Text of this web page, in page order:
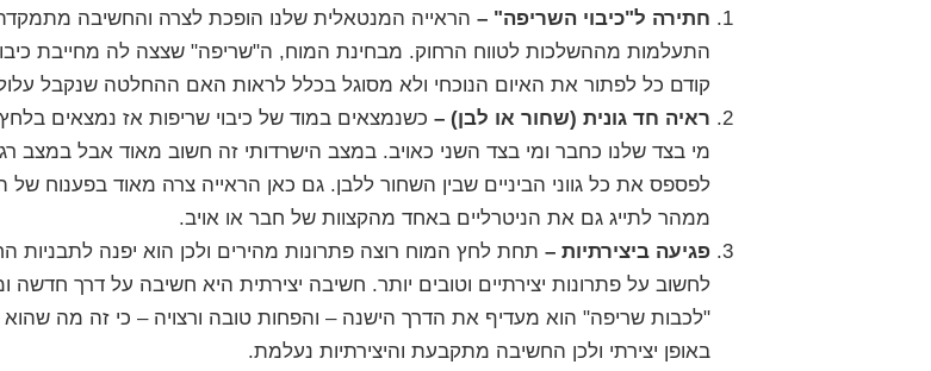
חתירה ל"כיבוי השריפה" –הראייה המנטאלית שלנו הופכת לצרה והחשיבה
התעלמות מההשלכות לטווח הרחוק. מבחינת המוח, ה"שריפה" שצצה לה מחייבת
קודם כל לפתור את האיום הנוכחי ולא מסוגל בכלל לראות האם ההחלטה שנקבל
ראיה חד גונית (שחור או לבן) –כשנמצאים במוד של כיבוי שריפות אז נמצאים
מי בצד שלנו כחבר ומי בצד השני כאויב. במצב הישרדותי זה חשוב מאוד אבל במצב
לפספס את כל גווני הביניים שבין השחור ללבן. גם כאן הראייה צרה מאוד בפענוח של
ממהר לתייג גם את הניטרליים באחד מהקצוות של חבר או אויב.
פגיעה ביצירתיות –תחת לחץ המוח רוצה פתרונות מהירים ולכן הוא יפנה לתבניות
לחשוב על פתרונות יצירתיים וטובים יותר. חשיבה יצירתית היא חשיבה על דרך חדשה
"לכבות שריפה" הוא מעדיף את הדרך הישנה – והפחות טובה ורצויה – כי זה מה שהוא
באופן יצירתי ולכן החשיבה מתקבעת והיצירתיות נעלמת.